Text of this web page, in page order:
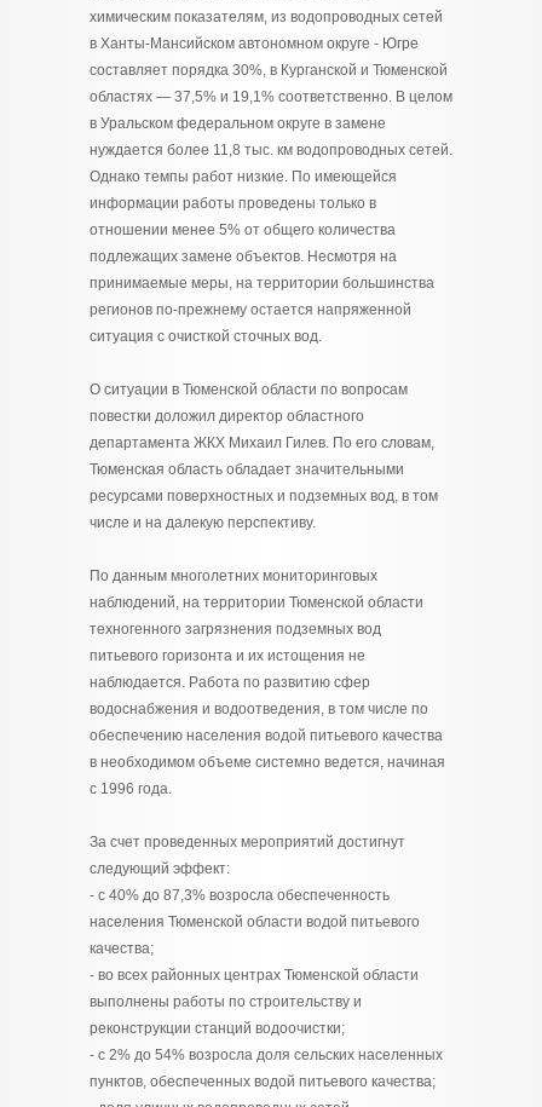
химическим показателям, из водопроводных сетей
в Ханты-Мансийском автономном округе - Югре
составляет порядка 30%, в Курганской и Тюменской
областях — 37,5% и 19,1% соответственно. В целом
в Уральском федеральном округе в замене
нуждается более 11,8 тыс. км водопроводных сетей.
Однако темпы работ низкие. По имеющейся
информации работы проведены только в
отношении менее 5% от общего количества
подлежащих замене объектов. Несмотря на
принимаемые меры, на территории большинства
регионов по-прежнему остается напряженной
ситуация с очисткой сточных вод.
О ситуации в Тюменской области по вопросам
повестки доложил директор областного
департамента ЖКХ Михаил Гилев. По его словам,
Тюменская область обладает значительными
ресурсами поверхностных и подземных вод, в том
числе и на далекую перспективу.
По данным многолетних мониторинговых
наблюдений, на территории Тюменской области
техногенного загрязнения подземных вод
питьевого горизонта и их истощения не
наблюдается. Работа по развитию сфер
водоснабжения и водоотведения, в том числе по
обеспечению населения водой питьевого качества
в необходимом объеме системно ведется, начиная
с 1996 года.
За счет проведенных мероприятий достигнут
следующий эффект:
- с 40% до 87,3% возросла обеспеченность
населения Тюменской области водой питьевого
качества;
- во всех районных центрах Тюменской области
выполнены работы по строительству и
реконструкции станций водоочистки;
- с 2% до 54% возросла доля сельских населенных
пунктов, обеспеченных водой питьевого качества;